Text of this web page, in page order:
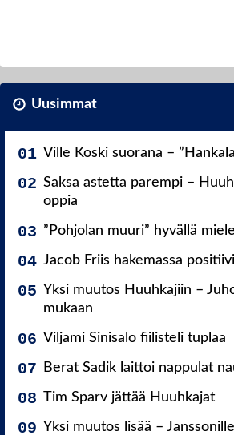
Uusimmat
Ville Koski suorana –
Saksa astetta parempi –
oppia
”Pohjolan muuri” hyvällä
Jacob Friis hakemassa
Yksi muutos Huuhkajiin –
mukaan
Viljami Sinisalo fiilisteli tuplaa
Berat Sadik laittoi nappulat
Tim Sparv jättää Huuhkajat
Yksi muutos lisää –